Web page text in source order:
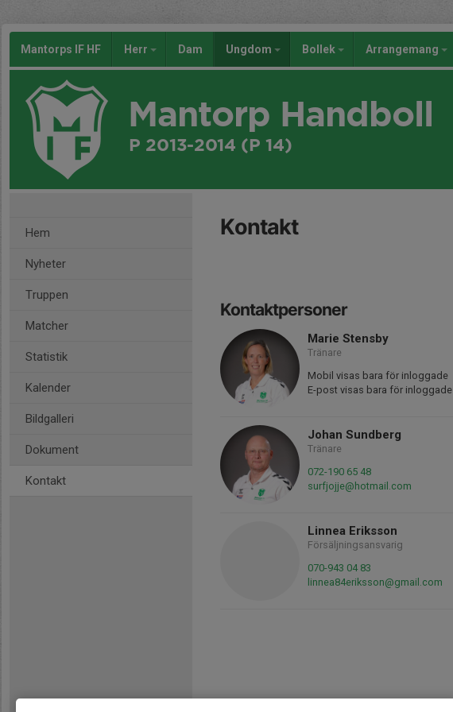
Mantorps IF HF Herr Dam Ungdom Bollek Arrangemang
Mantorp Handboll
P 2013-2014 (P 14)
Hem
Nyheter
Truppen
Matcher
Statistik
Kalender
Bildgalleri
Dokument
Kontakt
Kontakt
Kontaktpersoner
Marie Stensby
Tränare
Mobil visas bara för inloggade
E-post visas bara för inloggade
Johan Sundberg
Tränare
072-190 65 48
surfjojje@hotmail.com
Linnea Eriksson
Försäljningsansvarig
070-943 04 83
linnea84eriksson@gmail.com